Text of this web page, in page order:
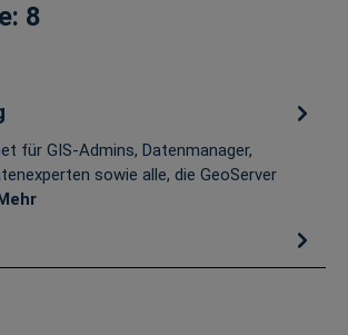
8
für GIS-Admins, Datenmanager,
sowie alle, die GeoServer